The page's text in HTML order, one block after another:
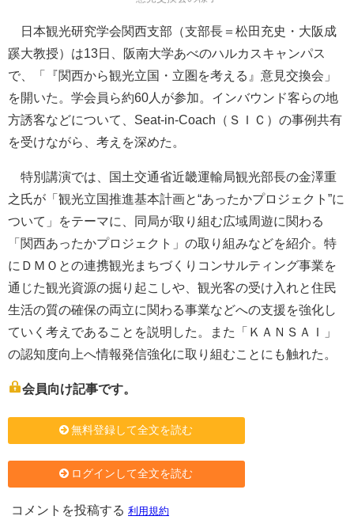
日本観光研究学会関西支部（支部長＝松田充史・大阪成
蹊大教授）は13日、阪南大学あべのハルカスキャンパス
で、「『関西から観光立国・立圏を考える』意見交換会」
を開いた。学会員ら約60人が参加。インバウンド客らの地
方誘客などについて、Seat-in-Coach（ＳＩＣ）の事例共有
を受けながら、考えを深めた。
特別講演では、国土交通省近畿運輸局観光部長の金澤重
之氏が「観光立国推進基本計画と“あったかプロジェクト”に
ついて」をテーマに、同局が取り組む広域周遊に関わる
「関西あったかプロジェクト」の取り組みなどを紹介。特
にＤＭＯとの連携観光まちづくりコンサルティング事業を
通じた観光資源の掘り起こしや、観光客の受け入れと住民
生活の質の確保の両立に関わる事業などへの支援を強化し
ていく考えであることを説明した。また「ＫＡＮＳＡＩ」
の認知度向上へ情報発信強化に取り組むことにも触れた。
会員向け記事です。
無料登録して全文を読む
ログインして全文を読む